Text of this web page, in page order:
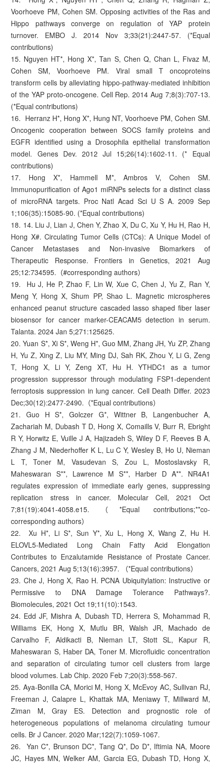
Voorhoeve PM, Cohen SM. Opposing activities of the Ras and
Hippo pathways converge on regulation of YAP protein
turnover. EMBO J. 2014 Nov 3;33(21):2447-57. (*Equal
contributions)
15. Nguyen HT*, Hong X*, Tan S, Chen Q, Chan L, Fivaz M,
Cohen SM, Voorhoeve PM. Viral small T oncoproteins
transform cells by alleviating hippo-pathway-mediated inhibition
of the YAP proto-oncogene. Cell Rep. 2014 Aug 7;8(3):707-13.
(*Equal contributions)
16. Herranz H*, Hong X*, Hung NT, Voorhoeve PM, Cohen SM.
Oncogenic cooperation between SOCS family proteins and
EGFR identified using a Drosophila epithelial transformation
model. Genes Dev. 2012 Jul 15;26(14):1602-11. (* Equal
contributions)
17. Hong X*, Hammell M*, Ambros V, Cohen SM.
Immunopurification of Ago1 miRNPs selects for a distinct class
of microRNA targets. Proc Natl Acad Sci U S A. 2009 Sep
1;106(35):15085-90. (*Equal contributions)
18. 14. Liu J, Lian J, Chen Y, Zhao X, Du C, Xu Y, Hu H, Rao H,
Hong X#. Circulating Tumor Cells (CTCs): A Unique Model of
Cancer Metastases and Non-invasive Biomarkers of
Therapeutic Response. Frontiers in Genetics, 2021 Aug
25;12:734595.（#corresponding authors）
19. Hu J, He P, Zhao F, Lin W, Xue C, Chen J, Yu Z, Ran Y,
Meng Y, Hong X, Shum PP, Shao L. Magnetic microspheres
enhanced peanut structure cascaded lasso shaped fiber laser
biosensor for cancer marker-CEACAM5 detection in serum.
Talanta. 2024 Jan 5;271:125625.
20. Yuan S*, Xi S*, Weng H*, Guo MM, Zhang JH, Yu ZP, Zhang
H, Yu Z, Xing Z, Liu MY, Ming DJ, Sah RK, Zhou Y, Li G, Zeng
T, Hong X, Li Y, Zeng XT, Hu H. YTHDC1 as a tumor
progression suppressor through modulating FSP1-dependent
ferroptosis suppression in lung cancer. Cell Death Differ. 2023
Dec;30(12):2477-2490.（*Equal contributions）
21. Guo H S*, Golczer G*, Wittner B, Langenbucher A,
Zachariah M, Dubash T D, Hong X, Comaills V, Burr R, Ebright
R Y, Horwitz E, Vuille J A, Hajizadeh S, Wiley D F, Reeves B A,
Zhang J M, Niederhoffer K L, Lu C Y, Wesley B, Ho U, Nieman
L T, Toner M, Vasudevan S, Zou L, Mostoslavsky R,
Maheswaran S**, Lawrence M S**, Harber D A**. NR4A1
regulates expression of immediate early genes, suppressing
replication stress in cancer. Molecular Cell, 2021 Oct
7;81(19):4041-4058.e15.（*Equal contributions;**co-
corresponding authors）
22. Xu H*, Li S*, Sun Y*, Xu L, Hong X, Wang Z, Hu H.
ELOVL5-Mediated Long Chain Fatty Acid Elongation
Contributes to Enzalutamide Resistance of Prostate Cancer.
Cancers, 2021 Aug 5;13(16):3957. （*Equal contributions）
23. Che J, Hong X, Rao H. PCNA Ubiquitylation: Instructive or
Permissive to DNA Damage Tolerance Pathways?.
Biomolecules, 2021 Oct 19;11(10):1543.
24. Edd JF, Mishra A, Dubash TD, Herrera S, Mohammad R,
Williams EK, Hong X, Mutlu BR, Walsh JR, Machado de
Carvalho F, Aldikacti B, Nieman LT, Stott SL, Kapur R,
Maheswaran S, Haber DA, Toner M. Microfluidic concentration
and separation of circulating tumor cell clusters from large
blood volumes. Lab Chip. 2020 Feb 7;20(3):558-567.
25. Aya-Bonilla CA, Morici M, Hong X, McEvoy AC, Sullivan RJ,
Freeman J, Calapre L, Khattak MA, Meniawy T, Millward M,
Ziman M, Gray ES. Detection and prognostic role of
heterogeneous populations of melanoma circulating tumour
cells. Br J Cancer. 2020 Mar;122(7):1059-1067.
26. Yan C*, Brunson DC*, Tang Q*, Do D*, Iftimia NA, Moore
JC, Hayes MN, Welker AM, Garcia EG, Dubash TD, Hong X,